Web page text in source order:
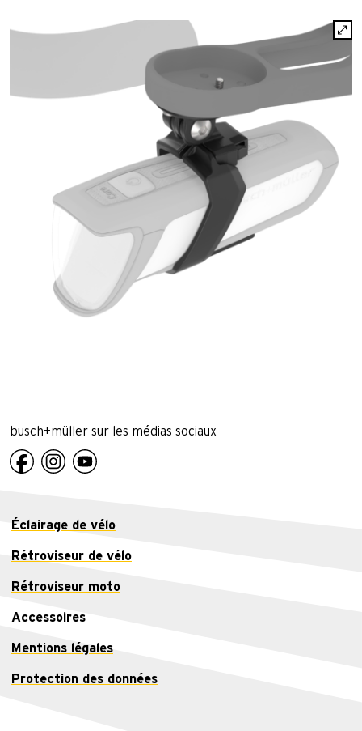
busch+müller sur les médias sociaux
Éclairage de vélo
Rétroviseur de vélo
Rétroviseur moto
Accessoires
Mentions légales
Protection des données